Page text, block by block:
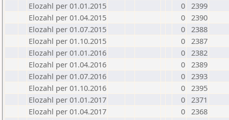
Elozahl per 01.01.2015
0 2399
Elozahl per 01.04.2015
0 2390
Elozahl per 01.07.2015
0 2388
Elozahl per 01.10.2015
0 2387
Elozahl per 01.01.2016
0 2382
Elozahl per 01.04.2016
0 2389
Elozahl per 01.07.2016
0 2393
Elozahl per 01.10.2016
0 2395
Elozahl per 01.01.2017
0 2371
Elozahl per 01.04.2017
0 2368